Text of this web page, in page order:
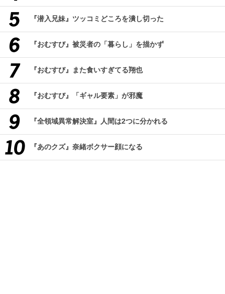
『潜入兄妹』ツッコミどころを潰し切った
『おむすび』被災者の「暮らし」を描かず
『おむすび』また食いすぎてる翔也
『おむすび』「ギャル要素」が邪魔
『全領域異常解決室』人間は2つに分かれる
『あのクズ』奈緒ボクサー顔になる